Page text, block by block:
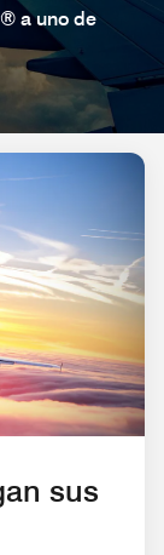
a uno de
sus